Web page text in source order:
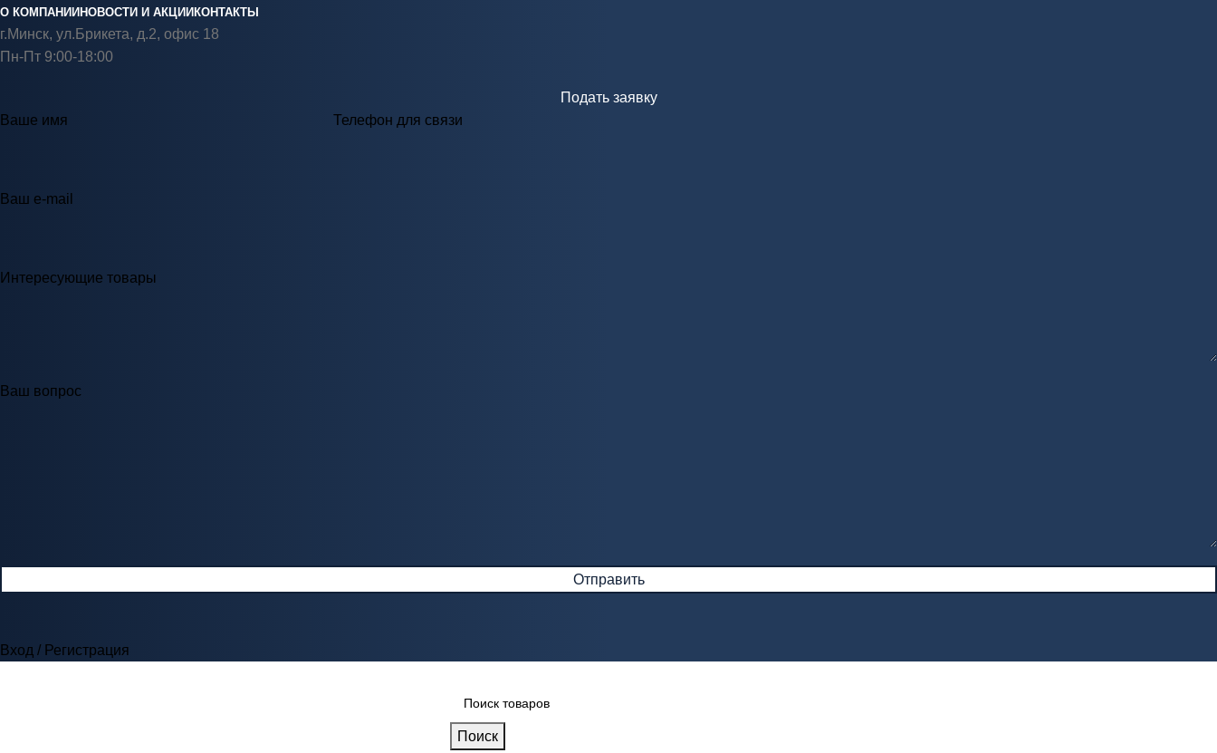
О КОМПАНИИ НОВОСТИ И АКЦИИ КОНТАКТЫ
г.Минск, ул.Брикета, д.2, офис 18
Пн-Пт 9:00-18:00
Подать заявку
Ваше имя
Телефон для связи
Ваш e-mail
Интересующие товары
Ваш вопрос
Вход / Регистрация
Поиск